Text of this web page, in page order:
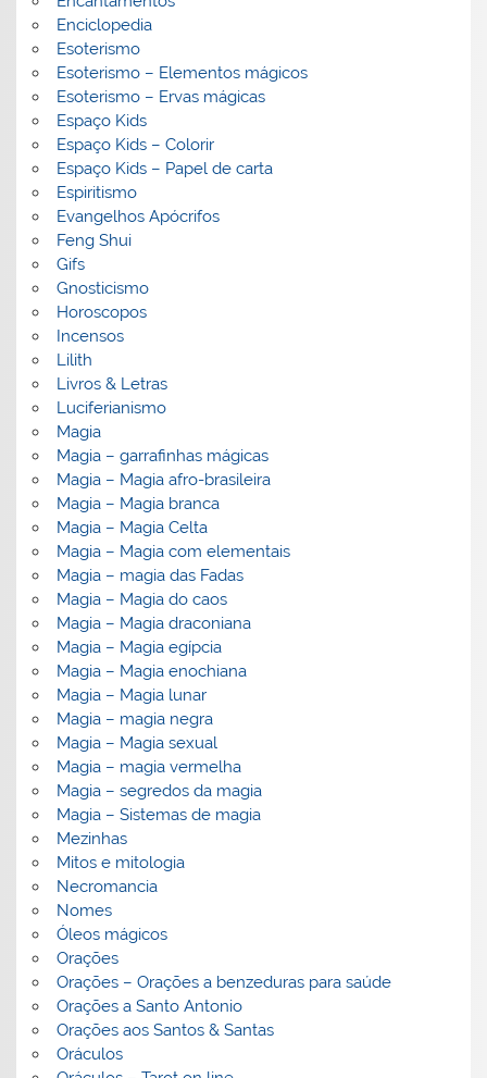
Enciclopedia
Esoterismo
Esoterismo – Elementos mágicos
Esoterismo – Ervas mágicas
Espaço Kids
Espaço Kids – Colorir
Espaço Kids – Papel de carta
Espiritismo
Evangelhos Apócrifos
Feng Shui
Gifs
Gnosticismo
Horoscopos
Incensos
Lilith
Livros & Letras
Luciferianismo
Magia
Magia – garrafinhas mágicas
Magia – Magia afro-brasileira
Magia – Magia branca
Magia – Magia Celta
Magia – Magia com elementais
Magia – magia das Fadas
Magia – Magia do caos
Magia – Magia draconiana
Magia – Magia egípcia
Magia – Magia enochiana
Magia – Magia lunar
Magia – magia negra
Magia – Magia sexual
Magia – magia vermelha
Magia – segredos da magia
Magia – Sistemas de magia
Mezinhas
Mitos e mitologia
Necromancia
Nomes
Óleos mágicos
Orações
Orações – Orações a benzeduras para saúde
Orações a Santo Antonio
Orações aos Santos & Santas
Oráculos